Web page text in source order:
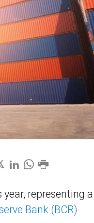
representing a
Bank (BCR)